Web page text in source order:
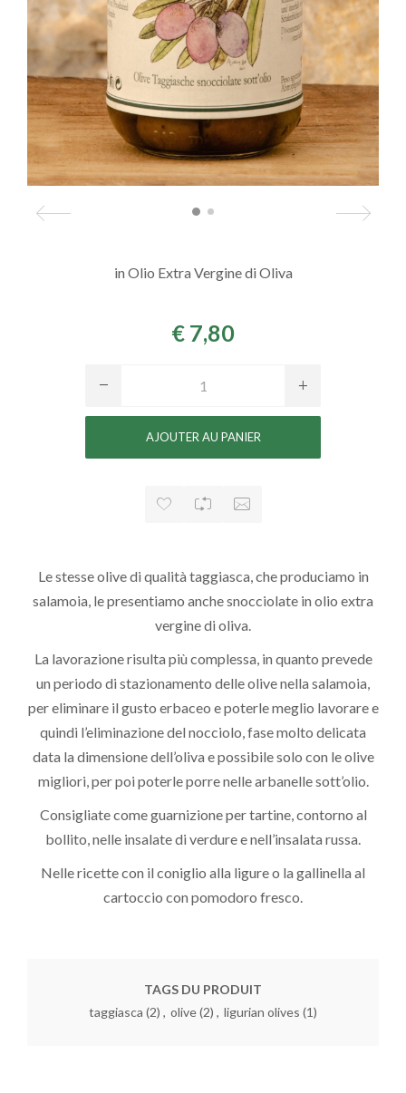
in Olio Extra Vergine di Oliva
€ 7,80
Le stesse olive di qualità taggiasca, che produciamo in
salamoia, le presentiamo anche snocciolate in olio extra
vergine di oliva.
La lavorazione risulta più complessa, in quanto prevede
un periodo di stazionamento delle olive nella salamoia,
per eliminare il gusto erbaceo e poterle meglio lavorare e
quindi l’eliminazione del nocciolo, fase molto delicata
data la dimensione dell’oliva e possibile solo con le olive
migliori, per poi poterle porre nelle arbanelle sott’olio.
Consigliate come guarnizione per tartine, contorno al
bollito, nelle insalate di verdure e nell’insalata russa.
Nelle ricette con il coniglio alla ligure o la gallinella al
cartoccio con pomodoro fresco.
TAGS DU PRODUIT
taggiasca (2) , olive(2) , ligurian olives (1)